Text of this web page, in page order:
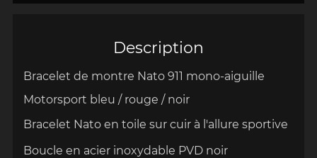
Description
Bracelet de montre Nato 911 mono-aiguille
Motorsport bleu / rouge / noir
Bracelet Nato en toile sur cuir à l'allure sportive
Boucle en acier inoxydable PVD noir